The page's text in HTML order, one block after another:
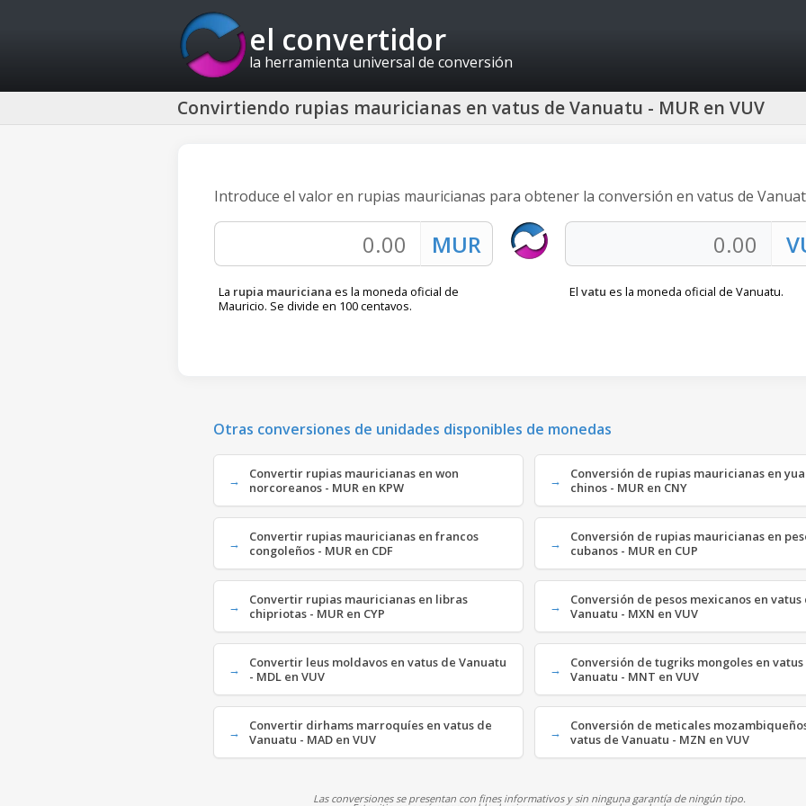
el convertidor
la herramienta universal de conversión
Convirtiendo rupias mauricianas en vatus de Vanuatu - MUR en VUV
Introduce el valor en rupias mauricianas para obtener la conversión en vatus de
La rupia mauriciana es la moneda oficial de
Mauricio. Se divide en 100 centavos.
El vatu es la moneda oficial de Vanuatu.
Otras conversiones de unidades disponibles de monedas
Convertir rupias mauricianas en won
norcoreanos - MUR en KPW
Conversión de rupias mauricianas en
chinos - MUR en CNY
Convertir rupias mauricianas en francos
congoleños - MUR en CDF
Conversión de rupias mauricianas en
cubanos - MUR en CUP
Convertir rupias mauricianas en libras
chipriotas - MUR en CYP
Conversión de pesos mexicanos en vatus
Vanuatu - MXN en VUV
Convertir leus moldavos en vatus de Vanuatu
- MDL en VUV
Conversión de tugriks mongoles en
Vanuatu - MNT en VUV
Convertir dirhams marroquíes en vatus de
Vanuatu - MAD en VUV
Conversión de meticales
vatus de Vanuatu - MZN en VUV
Las conversiones se presentan con fines informativos y sin ninguna garantía de ningún tipo.